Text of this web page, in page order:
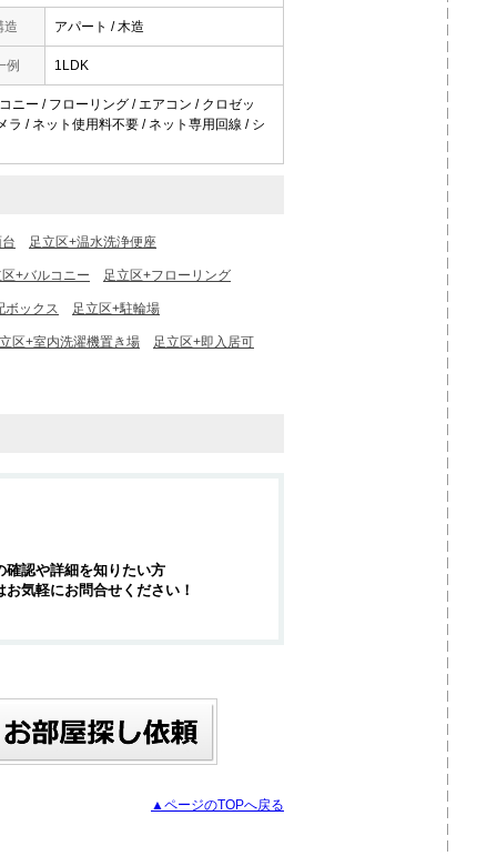
造 アパート / 木造
例 1LDK
ニー / フローリング / エアコン / クロゼッ
ラ / ネット使用料不要 / ネット専用回線 / シ
足立区+温水洗浄便座
+バルコニー 足立区+フローリング
ボックス 足立区+駐輪場
区+室内洗濯機置き場 足立区+即入居可
確認や詳細を知りたい方
お気軽にお問合せください！
▲ページのTOPへ戻る